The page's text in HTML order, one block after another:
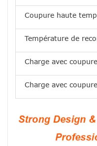
Coupure haute
Température de
Charge avec
Charge avec